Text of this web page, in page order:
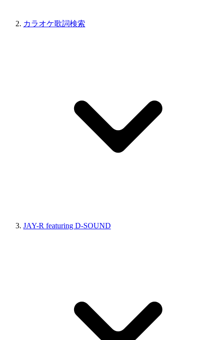
カラオケ歌詞検索
JAY-R featuring D-SOUND